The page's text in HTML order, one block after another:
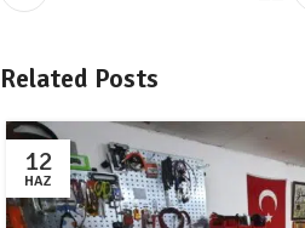
Related Posts
12
HAZ